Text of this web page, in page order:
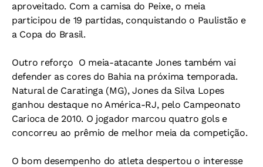
aproveitado. Com a camisa do Peixe, o meia
participou de 19 partidas, conquistando o Paulistão e
a Copa do Brasil.
Outro reforço  O meia-atacante Jones também vai
defender as cores do Bahia na próxima temporada.
Natural de Caratinga (MG), Jones da Silva Lopes
ganhou destaque no América-RJ, pelo Campeonato
Carioca de 2010. O jogador marcou quatro gols e
concorreu ao prêmio de melhor meia da competição.
O bom desempenho do atleta despertou o interesse